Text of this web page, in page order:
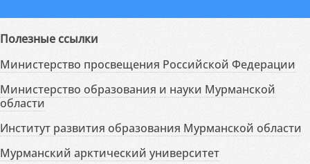
Полезные ссылки
Министерство просвещения Российской Федерации
Министерство образования и науки Мурманской
области
Институт развития образования Мурманской области
Мурманский арктический университет